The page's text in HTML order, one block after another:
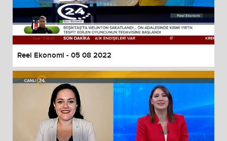
Reel Ekonomi - 05 08 2022